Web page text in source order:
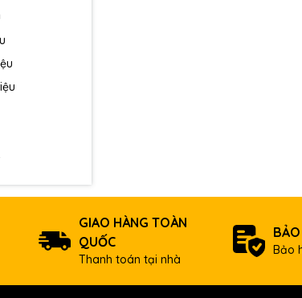
GIAO HÀNG TOÀN
QUỐC
Thanh toán tại nhà
Bảo